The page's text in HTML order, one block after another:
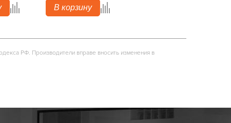
В корзину
РФ. Производители вправе вносить изменения в